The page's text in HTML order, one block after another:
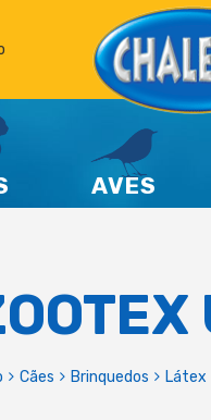
AVES
Cães Brinquedos Látex